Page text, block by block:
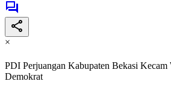
×
PDI Perjuangan Kabupaten Bekasi Kecam
Demokrat